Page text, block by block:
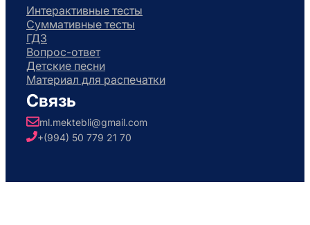
Интерактивные тесты
Суммативные тесты
ГДЗ
Вопрос-ответ
Детские песни
Материал для распечатки
Связь
ml.mektebli@gmail.com
+(994) 50 779 21 70